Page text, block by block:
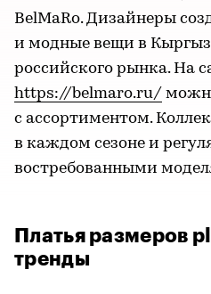
BelMaRo. Дизайнеры
и модные вещи в
российского рынка. На
https://belmaro.ru/
с ассортиментом.
в каждом сезоне и
востребованными
Платья размеров
тренды